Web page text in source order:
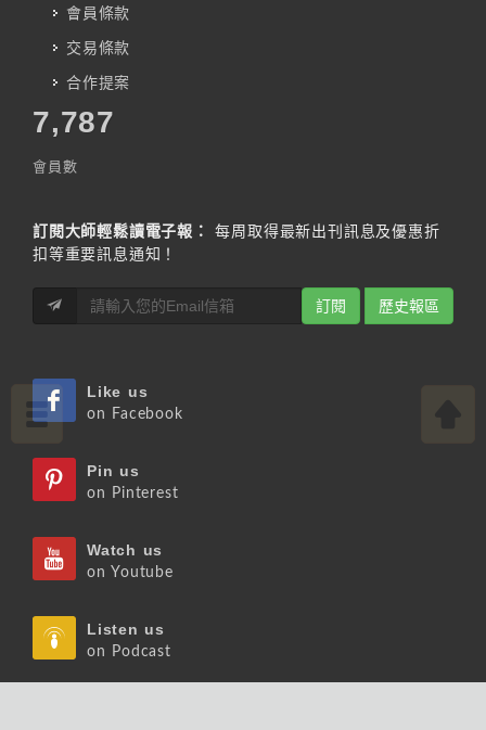
會員條款
交易條款
合作提案
7,787
會員數
訂閱大師輕鬆讀電子報：
每周取得最新出刊訊息及優惠折
扣等重要訊息通知！
訂閱 歷史報區
Like us
on Facebook
Pin us
on Pinterest
Watch us
on Youtube
Listen us
on Podcast